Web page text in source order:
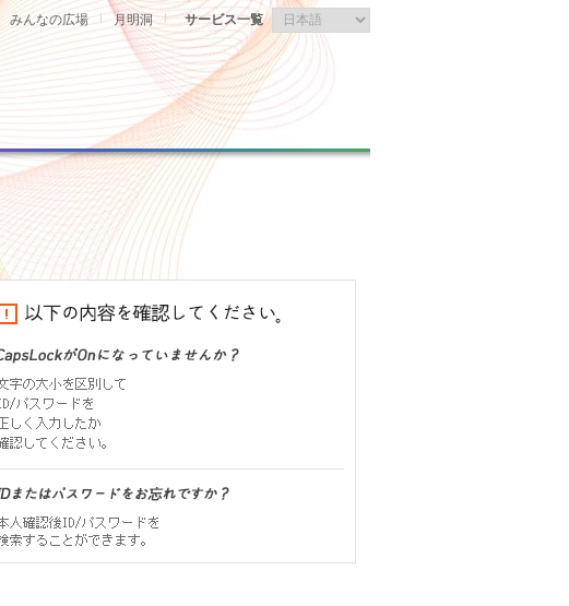
サービス一覧
みんなの広場 | 月明洞 |